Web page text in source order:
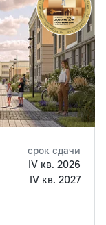
срок сдачи
IV кв. 2026
IV кв. 2027